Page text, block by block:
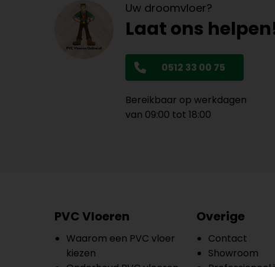
Uw droomvloer?
Laat ons
0512 33 00 75
Bereikbaar op werkdagen
van 09:00 tot 18:00
PVC Vloeren
Waarom een PVC vloer
kiezen
Overige
Contact
Showroom